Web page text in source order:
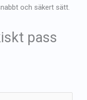
och säkert sätt.
pass